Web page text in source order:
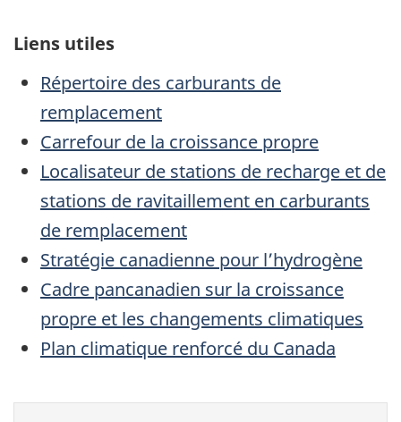
Liens utiles
Répertoire des carburants de
remplacement
Carrefour de la croissance propre
Localisateur de stations de recharge et de
stations de ravitaillement en carburants
de remplacement
Stratégie canadienne pour l’hydrogène
Cadre pancanadien sur la croissance
propre et les changements climatiques
Plan climatique renforcé du Canada